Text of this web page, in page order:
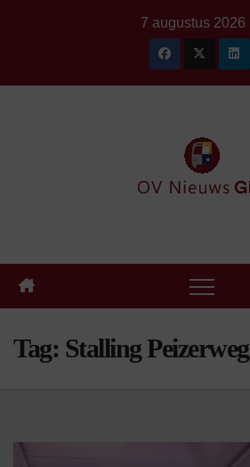
7 augustus 2026
Tag: Stalling Peizerweg